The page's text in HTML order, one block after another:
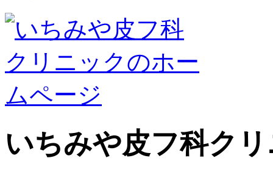
いちみや皮フ科ク